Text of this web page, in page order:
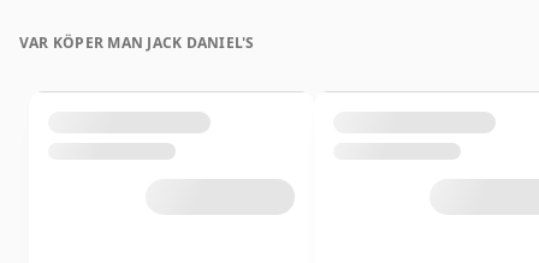
VAR KÖPER MAN JACK DANIEL'S